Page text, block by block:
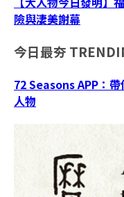
險與淒美謝幕
今日最夯
72 Seasons APP：
人物